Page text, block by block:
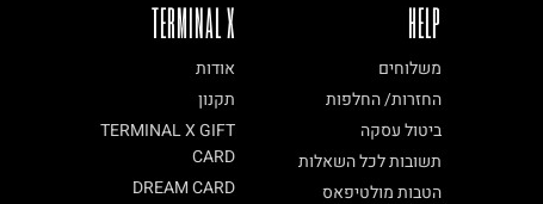
TERMINAL X
אודות
תקנון
TERMINAL X GIFT
CARD
DREAM CARD
HELP
משלוחים
החזרות/ החלפות
ביטול עסקה
תשובות לכל השאלות
הטבות מולטיפאס